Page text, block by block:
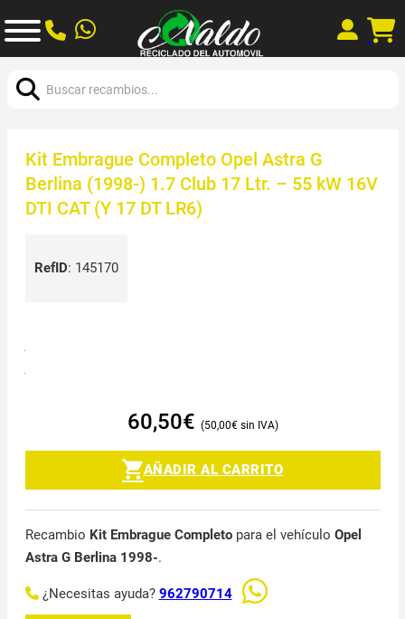
Kit Embrague Completo Opel Astra G
Berlina (1998-) 1.7 Club 17 Ltr. – 55 kW 16V
DTI CAT (Y 17 DT LR6)
RefID: 145170
60,50€ 50,00€
AÑADIR AL CARRITO
Recambio Kit Embrague Completopara el vehículo Opel
Astra G Berlina 1998-.
¿Necesitas ayuda? 962790714